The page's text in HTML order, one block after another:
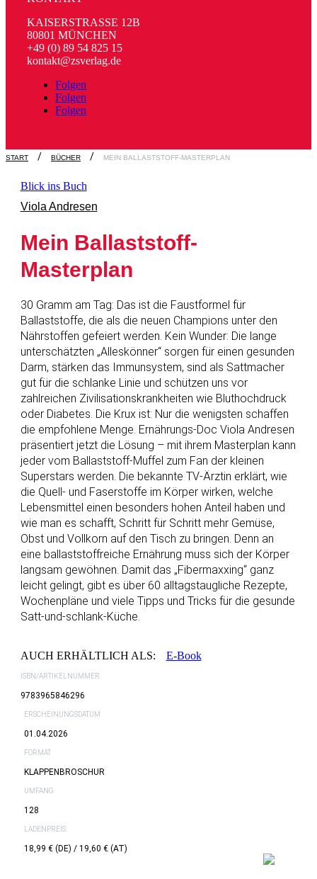
KAISERSTRASSE 12B
80801 MÜNCHEN
+49 (0) 89 54 825 15
kontakt@zsverlag.de
Folgen
Folgen
Folgen
START BÜCHER MEIN BALLASTSTOFF-MASTERPLAN
Blick ins Buch
Viola Andresen
Mein Ballaststoff-
Masterplan
30 Gramm am Tag: Das ist die Faustformel für
Ballaststoffe, die als die neuen Champions unter den
Nährstoffen gefeiert werden. Kein Wunder: Die lange
unterschätzten „Alleskönner“ sorgen für einen gesunden
Darm, stärken das Immunsystem, sind als Sattmacher
gut für die schlanke Linie und schützen uns vor
zahlreichen Zivilisationskrankheiten wie Bluthochdruck
oder Diabetes. Die Krux ist: Nur die wenigsten schaffen
die empfohlene Menge. Ernährungs-Doc Viola Andresen
präsentiert jetzt die Lösung – mit ihrem Masterplan kann
jeder vom Ballaststoff-Muffel zum Fan der kleinen
Superstars werden. Die bekannte TV-Ärztin erklärt, wie
die Quell- und Faserstoffe im Körper wirken, welche
Lebensmittel einen besonders hohen Anteil haben und
wie man es schafft, Schritt für Schritt mehr Gemüse,
Obst und Vollkorn auf den Tisch zu bringen. Denn an
eine ballaststoffreiche Ernährung muss sich der Körper
langsam gewöhnen. Damit das „Fibermaxxing“ ganz
leicht gelingt, gibt es über 60 alltagstaugliche Rezepte,
Wochenpläne und viele Tipps und Tricks für die gesunde
Satt-und-schlank-Küche.
AUCH ERHÄLTLICH ALS: E-Book
ISBN/ARTIKELNUMMER
9783965846296
ERSCHEINUNGSDATUM
01.04.2026
FORMAT
KLAPPENBROSCHUR
UMFANG
128
LADENPREIS
18,99 € (DE) / 19,60 € (AT)